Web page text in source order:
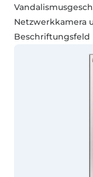
Netzwerkkamera
Beschriftungsfeld